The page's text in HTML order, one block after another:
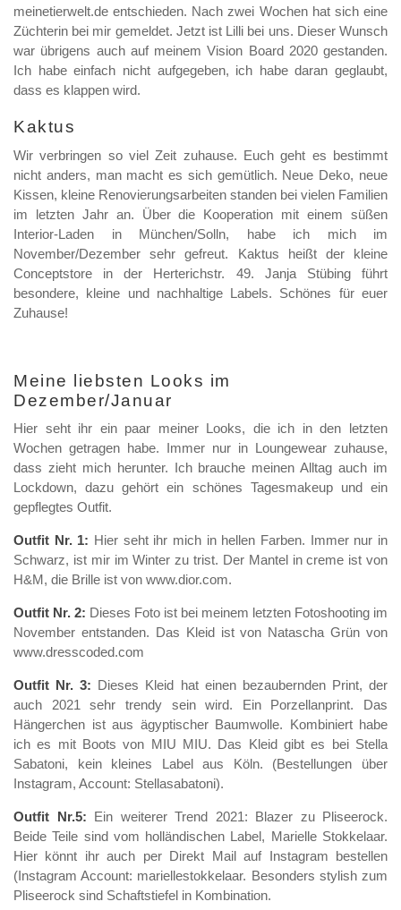
meinetierwelt.de entschieden. Nach zwei Wochen hat sich eine
Züchterin bei mir gemeldet. Jetzt ist Lilli bei uns. Dieser Wunsch
war übrigens auch auf meinem Vision Board 2020 gestanden.
Ich habe einfach nicht aufgegeben, ich habe daran geglaubt,
dass es klappen wird.
Kaktus
Wir verbringen so viel Zeit zuhause. Euch geht es bestimmt
nicht anders, man macht es sich gemütlich. Neue Deko, neue
Kissen, kleine Renovierungsarbeiten standen bei vielen Familien
im letzten Jahr an. Über die Kooperation mit einem süßen
Interior-Laden in München/Solln, habe ich mich im
November/Dezember sehr gefreut. Kaktus heißt der kleine
Conceptstore in der Herterichstr. 49. Janja Stübing führt
besondere, kleine und nachhaltige Labels. Schönes für euer
Zuhause!
Meine liebsten Looks im
Dezember/Januar
Hier seht ihr ein paar meiner Looks, die ich in den letzten
Wochen getragen habe. Immer nur in Loungewear zuhause,
dass zieht mich herunter. Ich brauche meinen Alltag auch im
Lockdown, dazu gehört ein schönes Tagesmakeup und ein
gepflegtes Outfit.
Outfit Nr. 1: Hier seht ihr mich in hellen Farben. Immer nur in
Schwarz, ist mir im Winter zu trist. Der Mantel in creme ist von
H&M, die Brille ist von www.dior.com.
Outfit Nr. 2: Dieses Foto ist bei meinem letzten Fotoshooting im
November entstanden. Das Kleid ist von Natascha Grün von
www.dresscoded.com
Outfit Nr. 3: Dieses Kleid hat einen bezaubernden Print, der
auch 2021 sehr trendy sein wird. Ein Porzellanprint. Das
Hängerchen ist aus ägyptischer Baumwolle. Kombiniert habe
ich es mit Boots von MIU MIU. Das Kleid gibt es bei Stella
Sabatoni, kein kleines Label aus Köln. (Bestellungen über
Instagram, Account: Stellasabatoni).
Outfit Nr.5: Ein weiterer Trend 2021: Blazer zu Pliseerock.
Beide Teile sind vom holländischen Label, Marielle Stokkelaar.
Hier könnt ihr auch per Direkt Mail auf Instagram bestellen
(Instagram Account: mariellestokkelaar. Besonders stylish zum
Pliseerock sind Schaftstiefel in Kombination.